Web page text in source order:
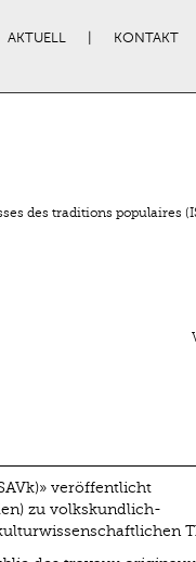
AKTUELL KONTAKT
des traditions populaires
veröffentlicht
zu volkskundlich-